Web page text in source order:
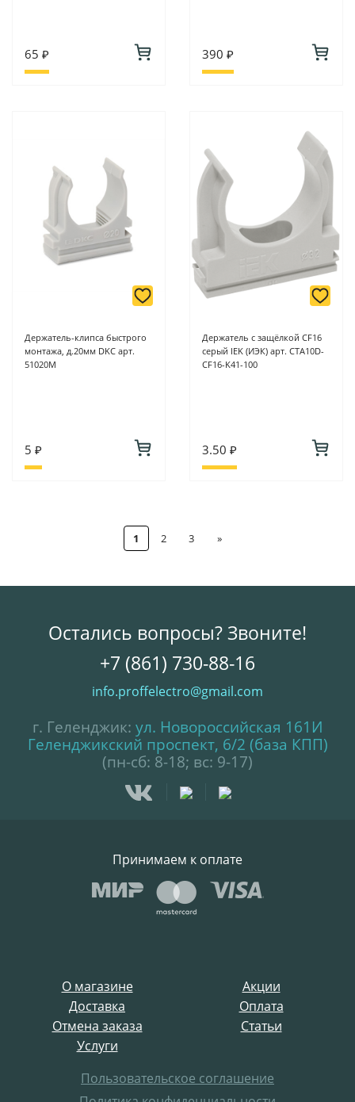
65 ₽ 390 ₽
Держатель-клипса быстрого
монтажа, д.20мм DKC арт.
51020M
5 ₽
Держатель с защёлкой CF16
серый IEK (ИЭК) арт. CTA10D-
CF16-K41-100
3.50 ₽
1 2 3 »
О магазине
Акции
Доставка
Оплата
Отмена заказа
Статьи
Услуги
Пользовательское соглашение
Остались вопросы? Звоните!
+7 (861) 730-88-16
info.proffelectro@gmail.com
г. Геленджик: ул. Новороссийская 161И
Геленджикский проспект, 6/2 (база КПП)
(пн-сб: 8-18; вс: 9-17)
Принимаем к оплате